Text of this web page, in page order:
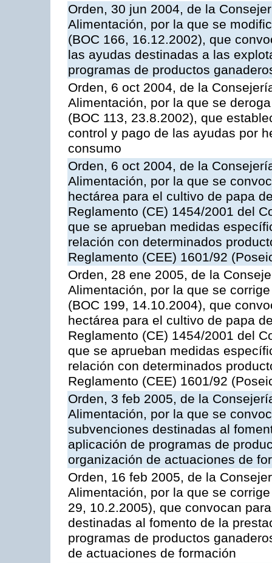
Orden, 30 jun 2004, de la
Alimentación, por la que se
(BOC 166, 16.12.2002), que
las ayudas destinadas a las
programas de productos
Orden, 6 oct 2004, de la
Alimentación, por la que se
(BOC 113, 23.8.2002), que
control y pago de las ayudas por
consumo
Orden, 6 oct 2004, de la
Alimentación, por la que se
hectárea para el cultivo de papa
Reglamento (CE) 1454/2001 del
que se aprueban medidas
relación con determinados
Reglamento (CEE) 1601/92
Orden, 28 ene 2005, de la
Alimentación, por la que se
(BOC 199, 14.10.2004), que
hectárea para el cultivo de papa
Reglamento (CE) 1454/2001 del
que se aprueban medidas
relación con determinados
Reglamento (CEE) 1601/92
Orden, 3 feb 2005, de la
Alimentación, por la que se
subvenciones destinadas al
aplicación de programas de
organización de actuaciones de
Orden, 16 feb 2005, de la
Alimentación, por la que se
29, 10.2.2005), que convocan
destinadas al fomento de la
programas de productos
de actuaciones de formación